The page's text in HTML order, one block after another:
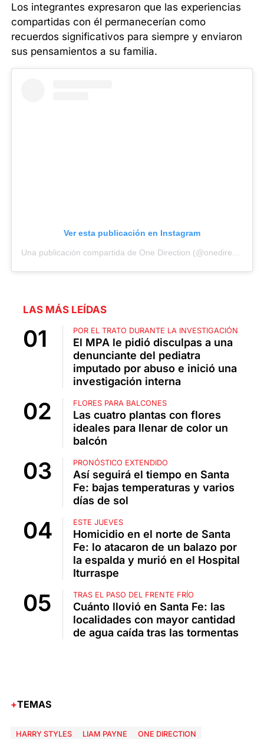
Los integrantes expresaron que las experiencias
compartidas con él permanecerían como
recuerdos significativos para siempre y enviaron
sus pensamientos a su familia.
Ver esta publicación en Instagram
LAS MÁS LEÍDAS
POR EL TRATO DURANTE LA INVESTIGACIÓN
El MPA le pidió disculpas a una
denunciante del pediatra
imputado por abuso e inició una
investigación interna
FLORES PARA BALCONES
Las cuatro plantas con flores
ideales para llenar de color un
balcón
PRONÓSTICO EXTENDIDO
Así seguirá el tiempo en Santa
Fe: bajas temperaturas y varios
días de sol
ESTE JUEVES
Homicidio en el norte de Santa
Fe: lo atacaron de un balazo por
la espalda y murió en el Hospital
Iturraspe
TRAS EL PASO DEL FRENTE FRÍO
Cuánto llovió en Santa Fe: las
localidades con mayor cantidad
de agua caída tras las tormentas
TEMAS
HARRY STYLES LIAM PAYNE ONE DIRECTION